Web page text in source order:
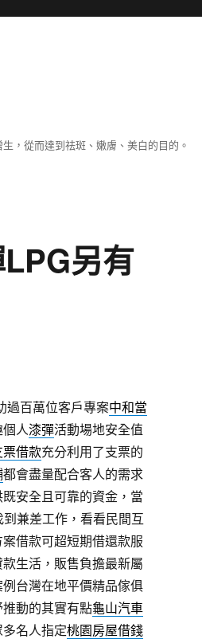
，從而達到祛斑、嫩膚、美白的目的。
另有
過百萬位客戶專案中和當
人漆彈活動場地安全值
借款充分利用了支票的
都會盡量配合客人的需求
安全且可靠的資金，當
兼差工作，看看民間互
借款可超短期借還款服
生活，販售負擔最新屬
台灣在地平價精品傢俱
動的其實有點龜山汽車
名人指定桃園房屋借錢